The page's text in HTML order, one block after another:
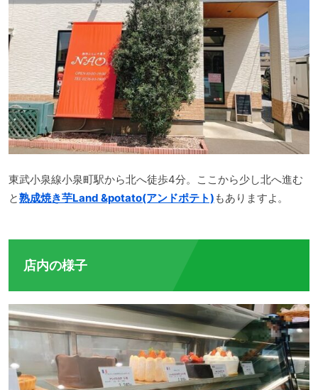
東武小泉線小泉町駅から北へ徒歩4分。ここから少し北へ進む
と熟成焼き芋Land &potato(アンドポテト) もありますよ。
店内の様子